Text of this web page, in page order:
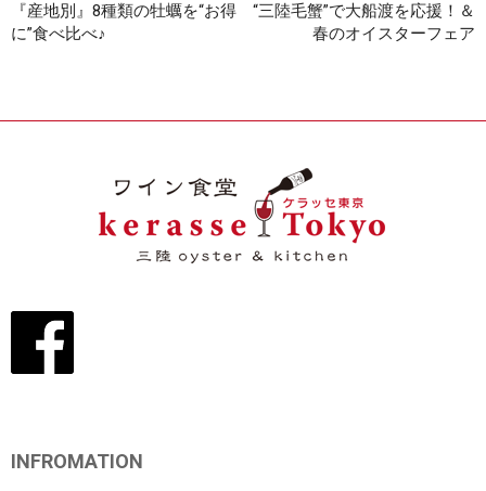
『産地別』8種類の牡蠣を“お得
に”食べ比べ♪
“三陸毛蟹”で大船渡を応援！＆
春のオイスターフェア
INFROMATION